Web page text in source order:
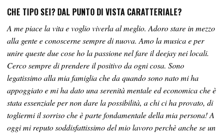
CHE TIPO SEI? DAL PUNTO DI VISTA CARATTERIALE?
A me piace la vita e voglio viverla al meglio. Adoro stare in mezzo
alla gente e conoscerne sempre di nuova. Amo la musica e per
unire queste due cose ho la passione nel fare il deejay nei locali.
Cerco sempre di prendere il positivo da ogni cosa. Sono
legatissimo alla mia famiglia che da quando sono nato mi ha
appoggiato e mi ha dato una serenità mentale ed economica che è
stata essenziale per non dare la possibilità, a chi ci ha provato, di
togliermi il sorriso che è parte fondamentale della mia persona! A
oggi mi reputo soddisfattissimo del mio lavoro perchè anche se un